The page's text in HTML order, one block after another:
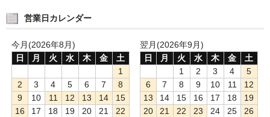
営業日カレンダー
今月(2026年8月)
日
月 火 水 木 金
土
1
2
3 4 5 6 7
8
9
10 11 12 13 14
15
16
17 18 19 20 21
22
翌月(2026年9月)
日
月 火 水 木 金
土
1
2 3 4
5
6
7 8 9 10 11
12
13
14 15 16 17 18
19
20
21 22 23 24 25
26